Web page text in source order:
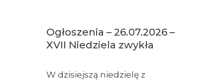
–
02.08.2026
Ogłoszenia – 26.07.2026 –
XVII Niedziela zwykła
W dzisiejszą niedzielę z